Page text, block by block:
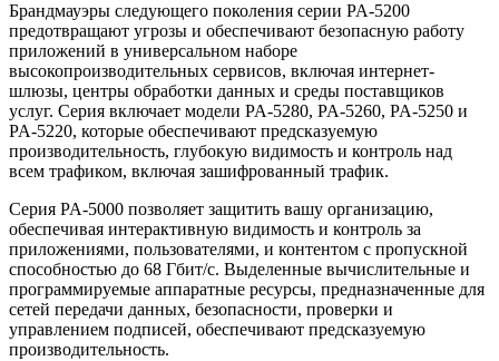
Брандмауэры следующего поколения серии PA-5200
предотвращают угрозы и обеспечивают безопасную работу
приложений в универсальном наборе
высокопроизводительных сервисов, включая интернет-
шлюзы, центры обработки данных и среды поставщиков
услуг. Серия включает модели PA-5280, PA-5260, PA-5250 и
PA-5220, которые обеспечивают предсказуемую
производительность, глубокую видимость и контроль над
всем трафиком, включая зашифрованный трафик.
Серия PA-5000 позволяет защитить вашу организацию,
обеспечивая интерактивную видимость и контроль за
приложениями, пользователями, и контентом с пропускной
способностью до 68 Гбит/с. Выделенные вычислительные и
программируемые аппаратные ресурсы, предназначенные для
сетей передачи данных, безопасности, проверки и
управлением подписей, обеспечивают предсказуемую
производительность.